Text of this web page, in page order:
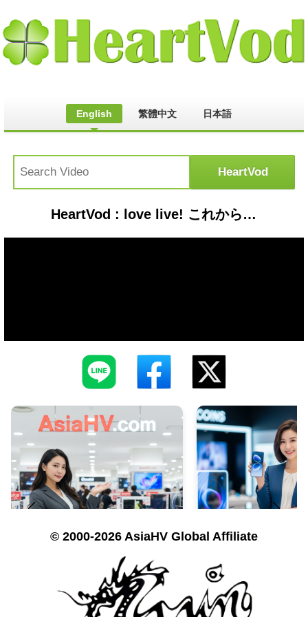
English 繁體中文 日本語
HeartVod : love live! これからのsomeday! [EX]
© 2000-2026 AsiaHV Global Affiliate